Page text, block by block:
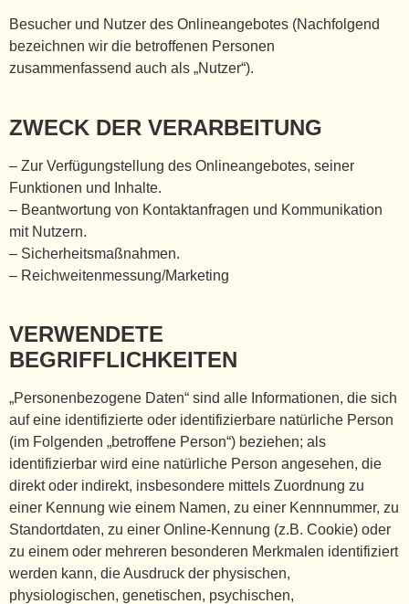
Besucher und Nutzer des Onlineangebotes (Nachfolgend
bezeichnen wir die betroffenen Personen
zusammenfassend auch als „Nutzer“).
ZWECK DER VERARBEITUNG
– Zur Verfügungstellung des Onlineangebotes, seiner
Funktionen und Inhalte.
– Beantwortung von Kontaktanfragen und Kommunikation
mit Nutzern.
– Sicherheitsmaßnahmen.
– Reichweitenmessung/Marketing
VERWENDETE
BEGRIFFLICHKEITEN
„Personenbezogene Daten“ sind alle Informationen, die sich
auf eine identifizierte oder identifizierbare natürliche Person
(im Folgenden „betroffene Person“) beziehen; als
identifizierbar wird eine natürliche Person angesehen, die
direkt oder indirekt, insbesondere mittels Zuordnung zu
einer Kennung wie einem Namen, zu einer Kennnummer, zu
Standortdaten, zu einer Online-Kennung (z.B. Cookie) oder
zu einem oder mehreren besonderen Merkmalen identifiziert
werden kann, die Ausdruck der physischen,
physiologischen, genetischen, psychischen,